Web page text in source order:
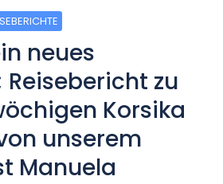
neues
zu
Korsika
unserem
Manuela